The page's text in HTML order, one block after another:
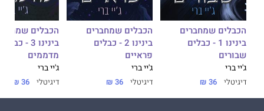
הכבלים שמחברים
בינינו 1 - כבלים
שבורים
ג'יי ברי
דיגיטלי 36 ₪
הכבלים שמחברים
בינינו 2 - כבלים
פראיים
ג'יי ברי
דיגיטלי 36 ₪
הכבלים
בינינו 3 - כבלים
מדממים
ג'יי ברי
דיגיטלי 36 ₪